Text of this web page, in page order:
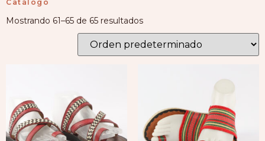
Catálogo
Mostrando 61–65 de 65 resultados